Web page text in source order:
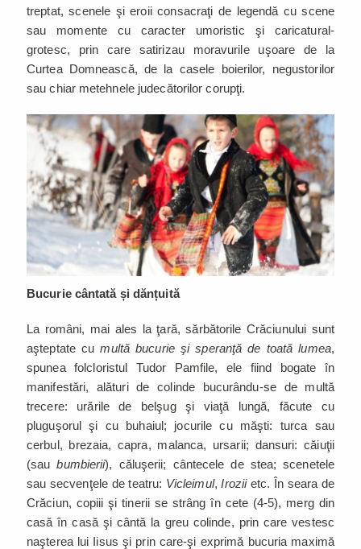
treptat, scenele şi eroii consacraţi de legendă cu scene
sau momente cu caracter umoristic şi caricatural-
grotesc, prin care satirizau moravurile uşoare de la
Curtea Domnească, de la casele boierilor, negustorilor
sau chiar metehnele judecătorilor corupţi.
Bucurie cântată și dănțuită
La români, mai ales la ţară, sărbătorile Crăciunului sunt
aşteptate cumultă bucurie şi speranţă de toată lumea,
spunea folcloristul Tudor Pamfile, ele fiind bogate în
manifestări, alături de colinde bucurându-se de multă
trecere: urările de belşug şi viaţă lungă, făcute cu
pluguşorul şi cu buhaiul; jocurile cu măşti: turca sau
cerbul, brezaia, capra, malanca, ursarii; dansuri: căiuţii
(saubumbierii), căluşerii; cântecele de stea; scenetele
sau secvenţele de teatru: Vicleimul,Iroziietc. În seara de
Crăciun, copiii şi tinerii se strâng în cete (4-5), merg din
casă în casă şi cântă la greu colinde, prin care vestesc
naşterea lui Iisus şi prin care-şi exprimă bucuria maximă